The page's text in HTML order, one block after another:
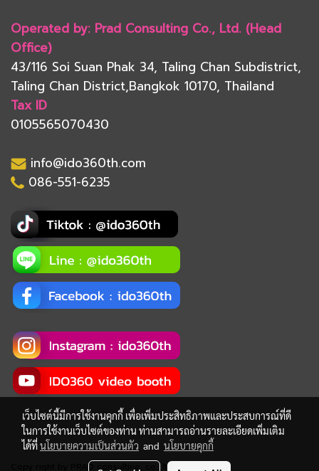
Operated by: Prad Consulting Co., Ltd. (Head
Office)
43/116 Soi Suan Phak 34, Taling Chan Subdistrict,
Taling Chan District,Bangkok 10170, Thailand
Tax ID
0105565070430
info@ido360th.com
086-551-6235
Copy right by PRAD consulting, co., ltd.
เว็บไซต์นี้มีการใช้งานคุกกี้ เพื่อเพิ่มประสิทธิภาพและประสบการณ์ที่ดี
ในการใช้งานเว็บไซต์ของท่าน ท่านสามารถอ่านรายละเอียดเพิ่มเติม
ได้ที่นโยบายความเป็นส่วนตัว and นโยบายคุกกี้